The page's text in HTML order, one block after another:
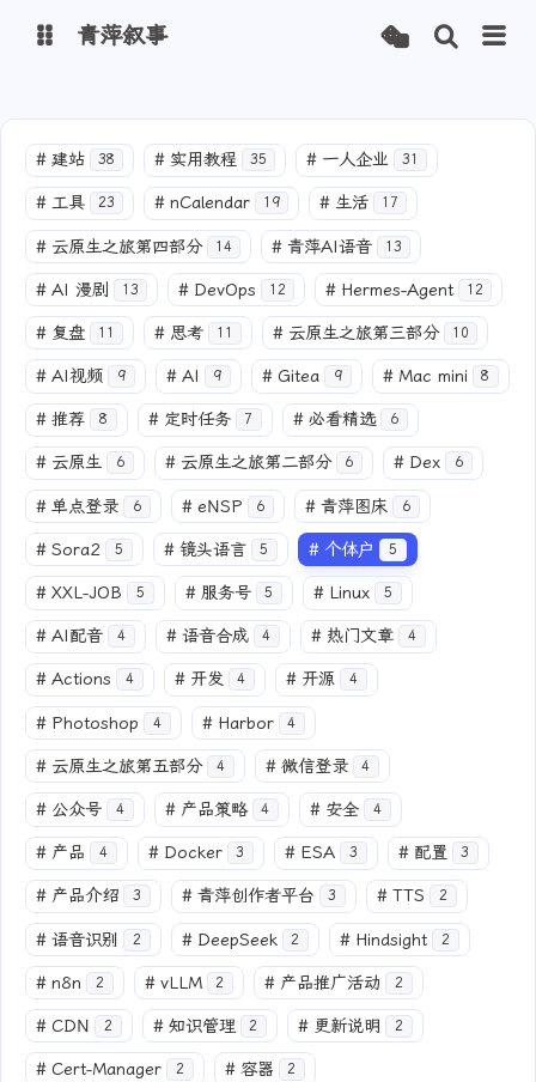
博客
青萍 AI 图床 青萍 AI 视频
青萍 AI 电商 青萍 AI 语音
青萍编辑器 青萍封面
青萍叙事
# 建站 38 # 实用教程 35 # 一人企业 31
# 工具 23 # nCalendar 19 # 生活 17
# 云原生之旅第四部分 14 # 青萍AI语音 13
# AI 漫剧 13 # DevOps 12 # Hermes-Agent 12
# 复盘 11 # 思考 11 # 云原生之旅第三部分 10
# AI视频 9 # AI 9 # Gitea 9 # Mac mini 8
# 推荐 8 # 定时任务 7 # 必看精选 6
# 云原生 6 # 云原生之旅第二部分 6 # Dex 6
# 单点登录 6 # eNSP 6 # 青萍图床 6
# Sora2 5 # 镜头语言 5 # 个体户 5
# XXL-JOB 5 # 服务号 5 # Linux 5
# AI配音 4 # 语音合成 4 # 热门文章 4
# Actions 4 # 开发 4 # 开源 4
# Photoshop 4 # Harbor 4
# 云原生之旅第五部分 4 # 微信登录 4
# 公众号 4 # 产品策略 4 # 安全 4
# 产品 4 # Docker 3 # ESA 3 # 配置 3
# 产品介绍 3 # 青萍创作者平台 3 # TTS 2
# 语音识别 2 # DeepSeek 2 # Hindsight 2
# n8n 2 # vLLM 2 # 产品推广活动 2
# CDN 2 # 知识管理 2 # 更新说明 2
# Cert-Manager 2 # 容器 2